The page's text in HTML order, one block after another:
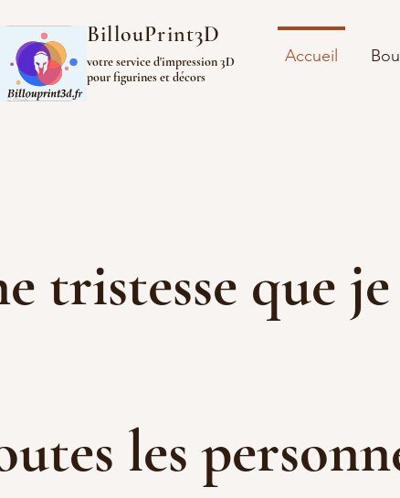
BillouPrint3D
votre service d'impression 3D
pour figurines et décors
Accueil
tristesse que
les